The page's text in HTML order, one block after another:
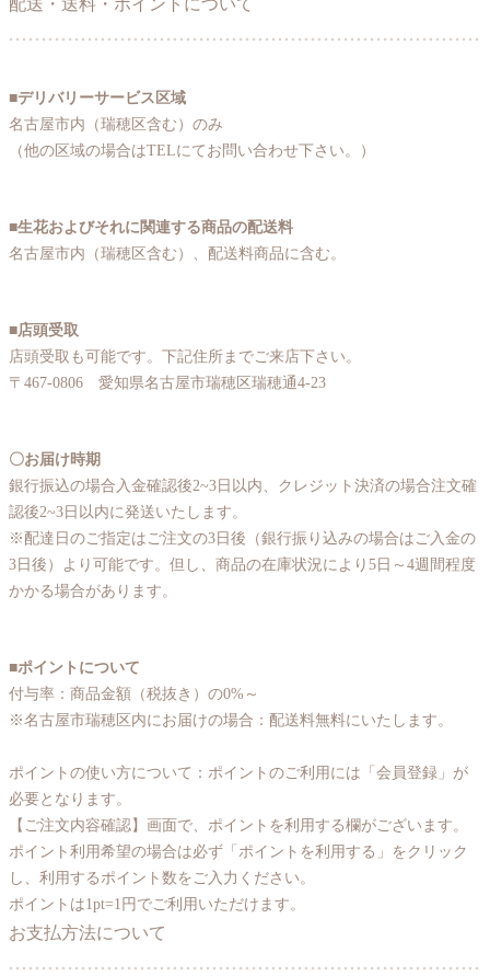
■デリバリーサービス区域
名古屋市内（瑞穂区含む）のみ
（他の区域の場合はTELにてお問い合わせ下さい。）
■生花およびそれに関連する商品の配送料
名古屋市内（瑞穂区含む）、配送料商品に含む。
■店頭受取
店頭受取も可能です。下記住所までご来店下さい。
〒467-0806 愛知県名古屋市瑞穂区瑞穂通4-23
〇お届け時期
銀行振込の場合入金確認後2~3日以内、クレジット決済の場合注文確
認後2~3日以内に発送いたします。
※配達日のご指定はご注文の3日後（銀行振り込みの場合はご入金の
3日後）より可能です。但し、商品の在庫状況により5日～4週間程度
かかる場合があります。
■ポイントについて
付与率：商品金額（税抜き）の0%～
※名古屋市瑞穂区内にお届けの場合：配送料無料にいたします。
ポイントの使い方について：ポイントのご利用には「会員登録」が
必要となります。
【ご注文内容確認】画面で、ポイントを利用する欄がございます。
ポイント利用希望の場合は必ず「ポイントを利用する」をクリック
し、利用するポイント数をご入力ください。
ポイントは1pt=1円でご利用いただけます。
お支払方法について